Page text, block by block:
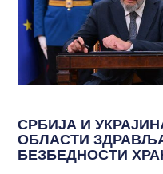
СРБИЈА И
ОБЛАСТИ
БЕЗБЕДНОСТИ